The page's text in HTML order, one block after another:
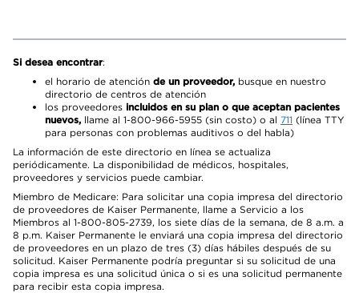
Si desea encontrar:
el horario de atención de un proveedor, busque en nuestro
directorio de centros de atención
los proveedores incluidos en su plan o que aceptan pacientes
nuevos, llame al 1-800-966-5955 (sin costo) o al 711 (línea TTY
para personas con problemas auditivos o del habla)
La información de este directorio en línea se actualiza
periódicamente. La disponibilidad de médicos, hospitales,
proveedores y servicios puede cambiar.
Miembro de Medicare: Para solicitar una copia impresa del directorio
de proveedores de Kaiser Permanente, llame a Servicio a los
Miembros al 1-800-805-2739, los siete días de la semana, de 8 a.m. a
8 p.m. Kaiser Permanente le enviará una copia impresa del directorio
de proveedores en un plazo de tres (3) días hábiles después de su
solicitud. Kaiser Permanente podría preguntar si su solicitud de una
copia impresa es una solicitud única o si es una solicitud permanente
para recibir esta copia impresa.